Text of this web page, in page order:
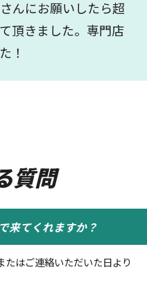
んにお願いしたら超
頂きました。専門店
！
質問
来てくれますか？
はご連絡いただいた日より